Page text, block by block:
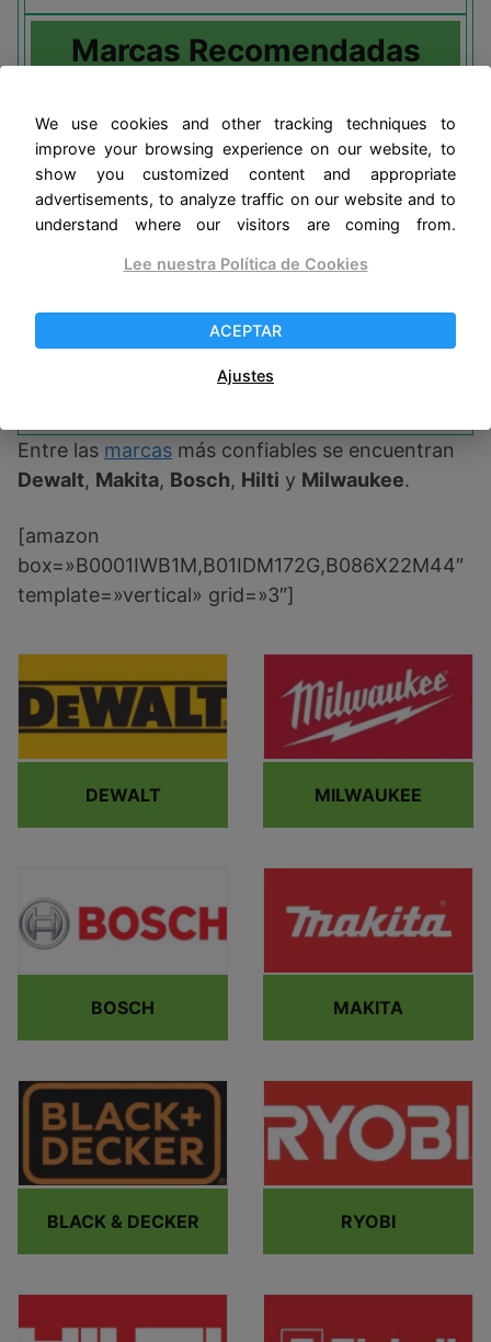
Marcas Recomendadas
recomiendo son:
Stanleypara herramientas generales.
para sierras manuales.
para cúteres.
Entre las marcas más confiables se encuentran
Dewalt, Makita, Bosch, Hilti y Milwaukee.
[amazon
box=»B0001IWB1M,B01IDM172G,B086X22M44″
template=»vertical» grid=»3″]
DEWALT MILWAUKEE
BOSCH MAKITA
BLACK & DECKER RYOBI
We use cookies and other tracking techniques to
improve your browsing experience on our website, to
show you customized content and appropriate
advertisements, to analyze traffic on our website and to
understand where our visitors are coming from.
Lee nuestra Política de Cookies
ACEPTAR
Ajustes